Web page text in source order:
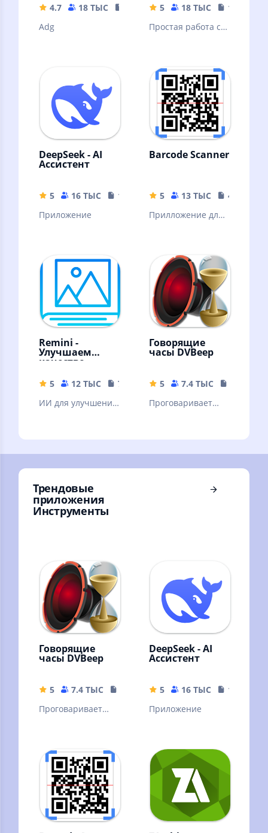
4.7 18 ТЫС
35.63 MB
Adg
5 18 ТЫС
10.32 MB
Простая работа с
DeepSeek - AI
Ассистент
5 16 ТЫС
16.44 MB
Приложение
Barcode Scanner
5 13 ТЫС
4.04 MB
Прилложение для
Remini -
Улучшаем
качество
5 12 ТЫС
79.19 MB
ИИ для улучшения
Говорящие
часы DVBeep
5 7.4 ТЫС
Проговаривает
вашему графику
Трендовые
приложения
Инструменты
Говорящие
часы DVBeep
5 7.4 ТЫС
17.71 MB
Проговаривает
интервал, согласно
вашему графику
DeepSeek - AI
Ассистент
5 16 ТЫС
16.44 MB
Приложение